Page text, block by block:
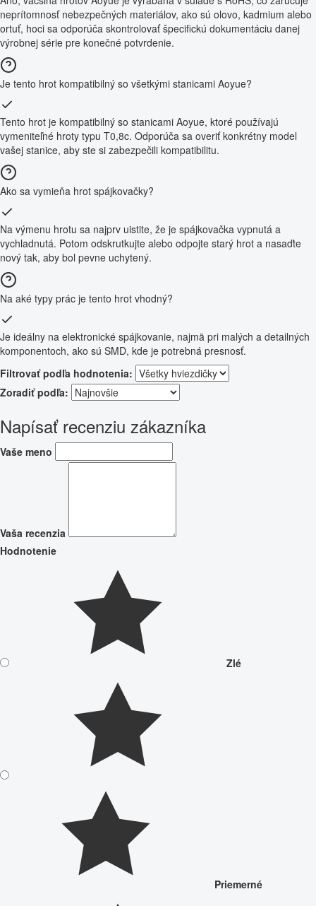
neprítomnosť nebezpečných materiálov, ako sú olovo, kadmium alebo
ortuť, hoci sa odporúča skontrolovať špecifickú dokumentáciu danej
výrobnej série pre konečné potvrdenie.
Je tento hrot kompatibilný so všetkými stanicami Aoyue?
Tento hrot je kompatibilný so stanicami Aoyue, ktoré používajú
vymeniteľné hroty typu T0,8c. Odporúča sa overiť konkrétny model
vašej stanice, aby ste si zabezpečili kompatibilitu.
Ako sa vymieňa hrot spájkovačky?
Na výmenu hrotu sa najprv uistite, že je spájkovačka vypnutá a
vychladnutá. Potom odskrutkujte alebo odpojte starý hrot a nasaďte
nový tak, aby bol pevne uchytený.
Na aké typy prác je tento hrot vhodný?
Je ideálny na elektronické spájkovanie, najmä pri malých a detailných
komponentoch, ako sú SMD, kde je potrebná presnosť.
Filtrovať podľa hodnotenia:
Zoradiť podľa:
Napísať recenziu zákazníka
Vaše meno
Vaša recenzia
Hodnotenie
Zlé
Priemerné